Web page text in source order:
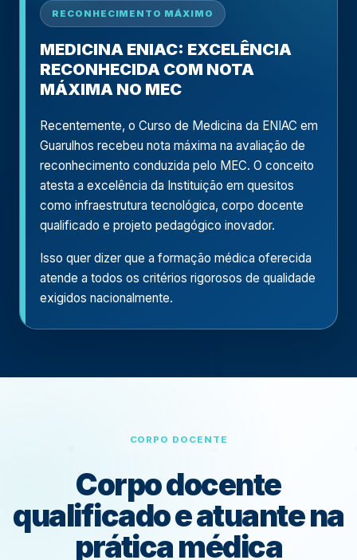
RECONHECIMENTO MÁXIMO
MEDICINA ENIAC: EXCELÊNCIA
RECONHECIDA COM NOTA
MÁXIMA NO MEC
Recentemente, o Curso de Medicina da ENIAC em
Guarulhos recebeu nota máxima na avaliação de
reconhecimento conduzida pelo MEC. O conceito
atesta a excelência da Instituição em quesitos
como infraestrutura tecnológica, corpo docente
qualificado e projeto pedagógico inovador.
Isso quer dizer que a formação médica oferecida
atende a todos os critérios rigorosos de qualidade
exigidos nacionalmente.
CORPO DOCENTE
Corpo docente
qualificado e atuante na
prática médica